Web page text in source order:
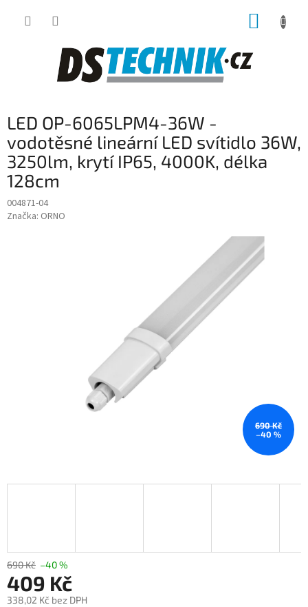
LED OP-6065LPM4-36W -
vodotěsné lineární LED svítidlo 36W,
3250lm, krytí IP65, 4000K, délka
128cm
004871-04
Značka: ORNO
690 Kč
–40 %
690 Kč –40 %
409 Kč
338,02 Kč bez DPH